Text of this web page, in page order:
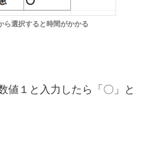
ら選択すると時間がかかる
値１と入力したら「〇」と